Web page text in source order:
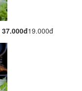
37.000đ19.000đ